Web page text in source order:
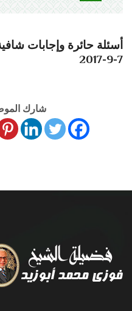
أسئلة حائرة وإجابات
7-9-2017
شارك